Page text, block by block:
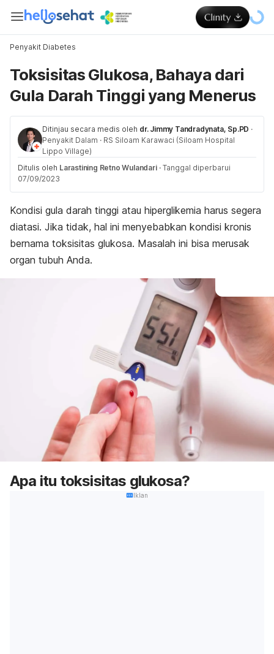
Penyakit Diabetes
Toksisitas Glukosa, Bahaya dari
Gula Darah Tinggi yang Menerus
Ditinjau secara medis oleh dr. Jimmy Tandradynata, Sp.PD ·
Penyakit Dalam · RS Siloam Karawaci (Siloam Hospital
Lippo Village)
Ditulis oleh Larastining Retno Wulandari · Tanggal diperbarui
07/09/2023
Kondisi gula darah tinggi atau hiperglikemia harus segera
diatasi. Jika tidak, hal ini menyebabkan kondisi kronis
bernama toksisitas glukosa. Masalah ini bisa merusak
organ tubuh Anda.
Apa itu toksisitas glukosa?
Iklan